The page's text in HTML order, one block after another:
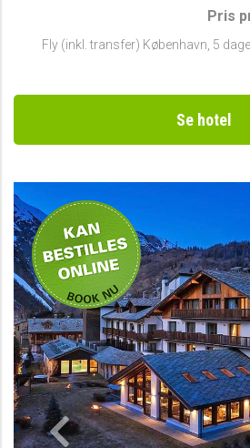
Pris
Fly (inkl. transfer) København 5 dage
Se hotel
-